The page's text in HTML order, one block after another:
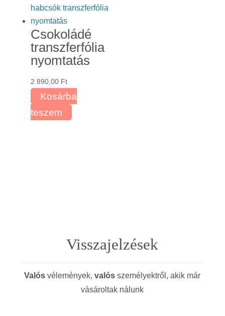
Csokoládé
transzferfólia
nyomtatás
2 890,00 Ft
Kosárba
teszem
Visszajelzések
Valós vélemények,valós személyektről, akik már
vásároltak nálunk